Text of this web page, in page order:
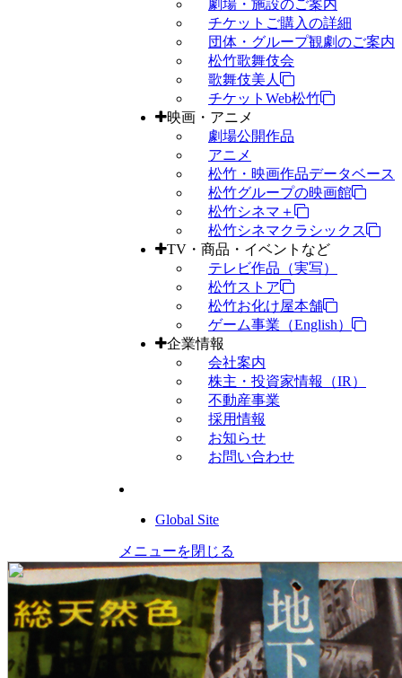
劇場・施設のご案内
チケットご購入の詳細
団体・グループ観劇のご案内
松竹歌舞伎会
歌舞伎美人
チケットWeb松竹
映画・アニメ
劇場公開作品
アニメ
松竹・映画作品データベース
松竹グループの映画館
松竹シネマ＋
松竹シネマクラシックス
TV・商品・イベントなど
テレビ作品（実写）
松竹ストア
松竹お化け屋本舗
ゲーム事業（English）
企業情報
会社案内
株主・投資家情報（IR）
不動産事業
採用情報
お知らせ
お問い合わせ
Global Site
メニューを閉じる